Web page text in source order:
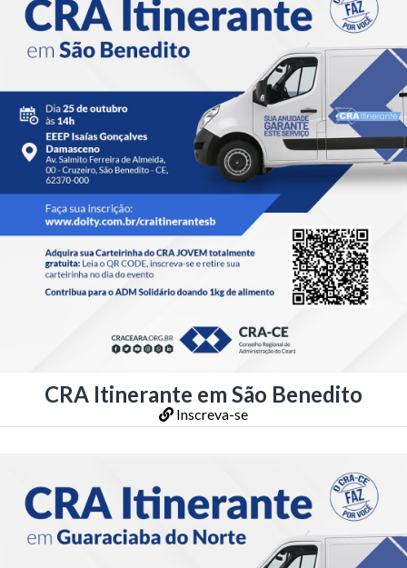
CRA Itinerante em São Benedito
Inscreva-se